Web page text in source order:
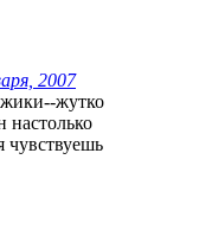
2007
жутко
настолько
чувствуешь